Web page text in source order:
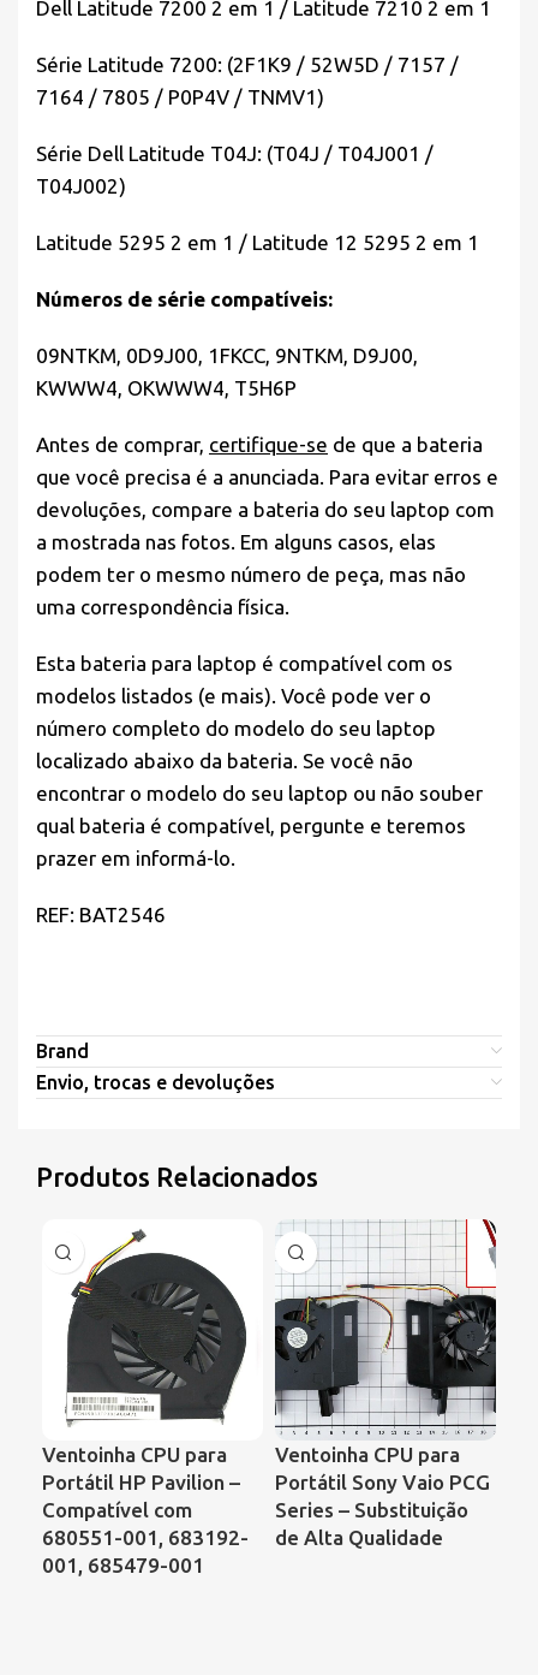
Dell Latitude 7200 2 em 1 / Latitude 7210 2 em 1
Série Latitude 7200: (2F1K9 / 52W5D / 7157 /
7164 / 7805 / P0P4V / TNMV1)
Série Dell Latitude T04J: (T04J / T04J001 /
T04J002)
Latitude 5295 2 em 1 / Latitude 12 5295 2 em 1
Números de série compatíveis:
09NTKM, 0D9J00, 1FKCC, 9NTKM, D9J00,
KWWW4, OKWWW4, T5H6P
Antes de comprar, certifique-se de que a bateria
que você precisa é a anunciada. Para evitar erros e
devoluções, compare a bateria do seu laptop com
a mostrada nas fotos. Em alguns casos, elas
podem ter o mesmo número de peça, mas não
uma correspondência física.
Esta bateria para laptop é compatível com os
modelos listados (e mais). Você pode ver o
número completo do modelo do seu laptop
localizado abaixo da bateria. Se você não
encontrar o modelo do seu laptop ou não souber
qual bateria é compatível, pergunte e teremos
prazer em informá-lo.
REF: BAT2546
Brand
Envio, trocas e devoluções
Produtos Relacionados
Ventoinha CPU para
Portátil HP Pavilion –
Compatível com
680551-001, 683192-
001, 685479-001
Ventoinha CPU para
Portátil Sony Vaio PCG
Series – Substituição
de Alta Qualidade